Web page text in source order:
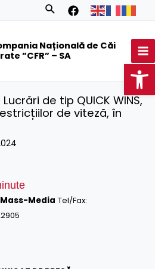
Search
Națională de Căi
”CFR” – SA
de tip QUICK WINS,
de viteză, în
Media Tel/Fax: